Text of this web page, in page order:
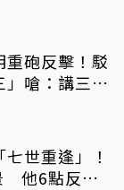
砲反擊！駁
」嗆：講三
世重逢」！
他6點反